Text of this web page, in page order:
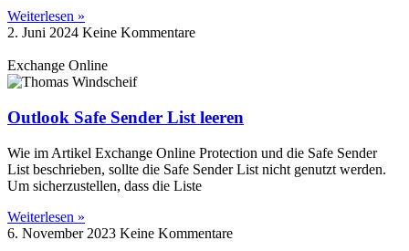
Weiterlesen »
2. Juni 2024 Keine Kommentare
Exchange Online
Outlook Safe Sender List leeren
Wie im Artikel Exchange Online Protection und die Safe Sender
List beschrieben, sollte die Safe Sender List nicht genutzt werden.
Um sicherzustellen, dass die Liste
Weiterlesen »
6. November 2023 Keine Kommentare